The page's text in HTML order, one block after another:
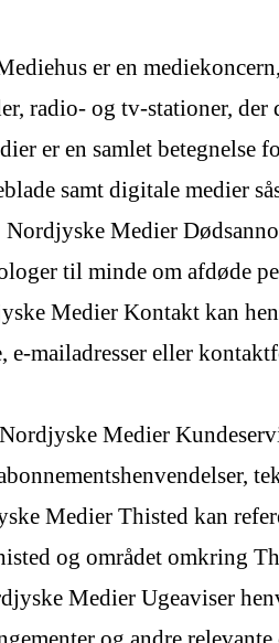
er en
radio- og tv-stationer,
er en samlet betegnelse
samt digitale medier
Medier
til minde om afdøde
Medier Kontakt kan
mailadresser eller
Medier
Medier Thisted kan
og området omkring
Medier Ugeaviser